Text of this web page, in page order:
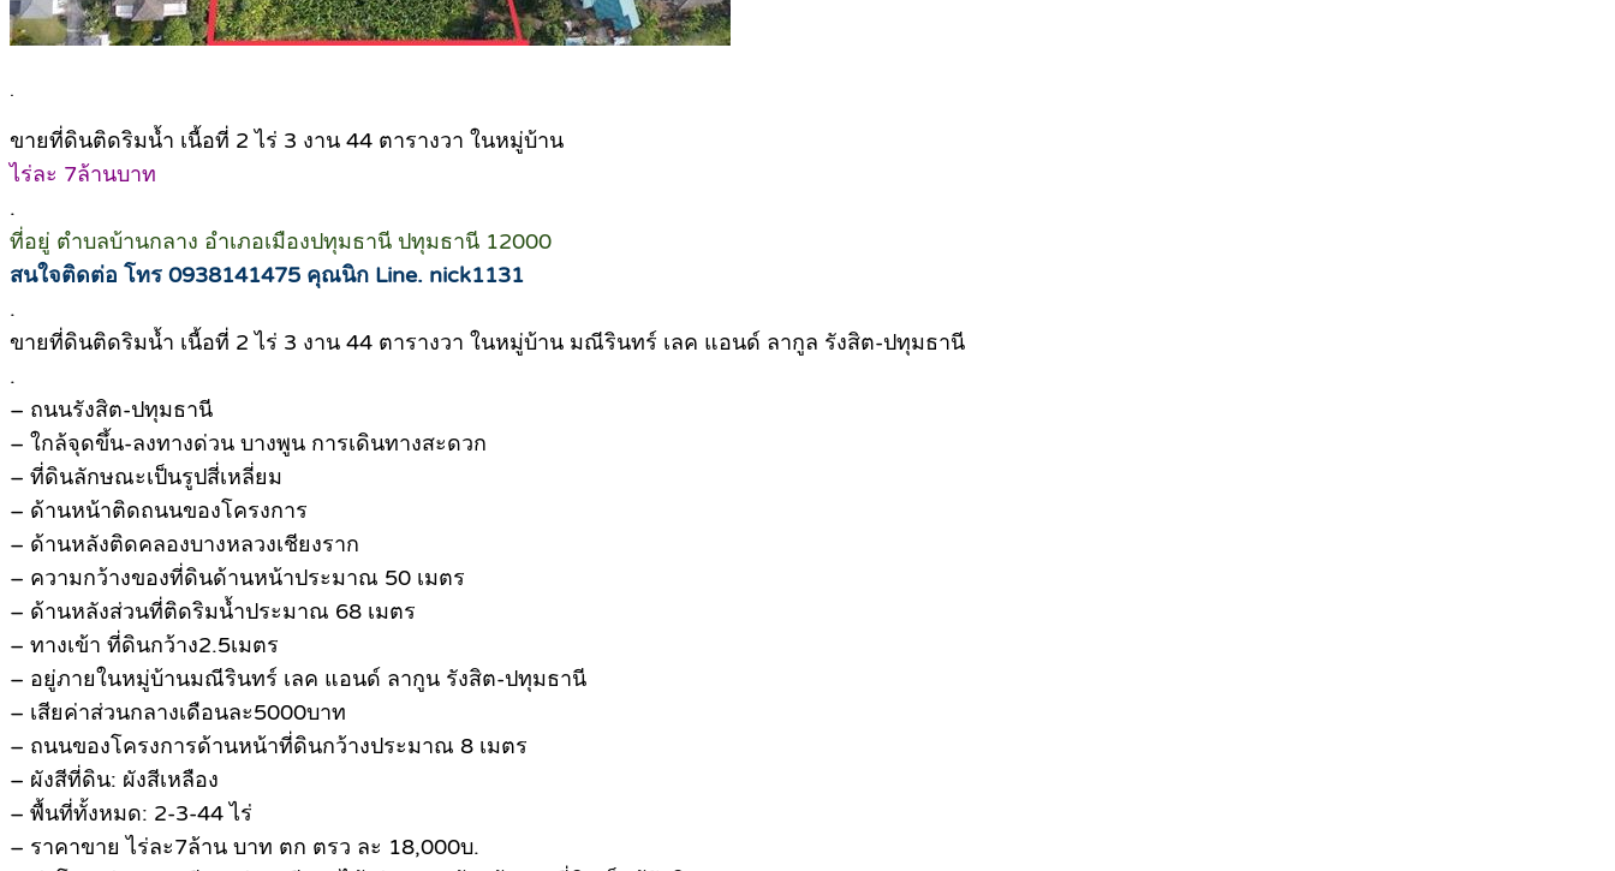
.
ขายที่ดินติดริมน้ำ เนื้อที่ 2 ไร่ 3 งาน 44 ตารางวา ในหมู่บ้าน
ไร่ละ 7ล้านบาท
.
ที่อยู่ ตำบลบ้านกลาง อำเภอเมืองปทุมธานี ปทุมธานี 12000
สนใจติดต่อ โทร 0938141475 คุณนิก Line. nick1131
.
ขายที่ดินติดริมน้ำ เนื้อที่ 2 ไร่ 3 งาน 44 ตารางวา ในหมู่บ้าน มณีรินทร์ เลค แอนด์ ลากูล รังสิต-ปทุมธานี
.
– ถนนรังสิต-ปทุมธานี
– ใกล้จุดขึ้น-ลงทางด่วน บางพูน การเดินทางสะดวก
– ที่ดินลักษณะเป็นรูปสี่เหลี่ยม
– ด้านหน้าติดถนนของโครงการ
– ด้านหลังติดคลองบางหลวงเชียงราก
– ความกว้างของที่ดินด้านหน้าประมาณ 50 เมตร
– ด้านหลังส่วนที่ติดริมน้ำประมาณ 68 เมตร
– ทางเข้า ที่ดินกว้าง2.5เมตร
– อยู่ภายในหมู่บ้านมณีรินทร์ เลค แอนด์ ลากูน รังสิต-ปทุมธานี
– เสียค่าส่วนกลางเดือนละ5000บาท
– ถนนของโครงการด้านหน้าที่ดินกว้างประมาณ 8 เมตร
– ผังสีที่ดิน: ผังสีเหลือง
– พื้นที่ทั้งหมด: 2-3-44 ไร่
– ราคาขาย ไร่ละ7ล้าน บาท ตก ตรว ละ 18,000บ.